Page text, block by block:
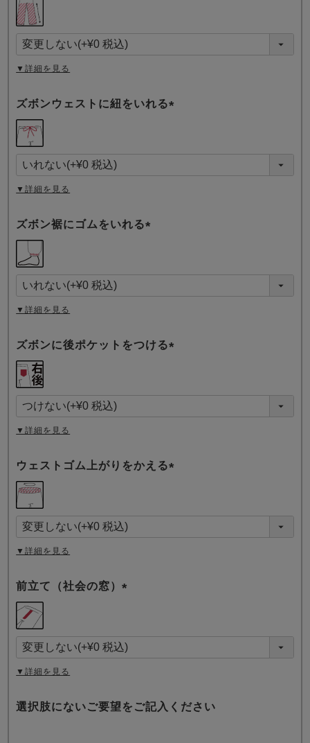
須
)
▼詳細を見る
ズボンウェストに紐をいれる
須
)
▼詳細を見る
ズボン裾にゴムをいれる
須
)
▼詳細を見る
ズボンに後ポケットをつける
須
)
▼詳細を見る
ウェストゴム上がりをかえる
須
)
▼詳細を見る
前立て（社会の窓）
須
)
▼詳細を見る
選択肢にないご要望をご記入ください